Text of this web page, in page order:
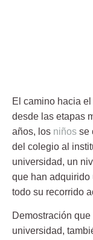
El camino hacia
desde las etapas
años, los niños se
del colegio al
universidad, un
que han adquirido
todo su recorrido
Demostración
universidad,